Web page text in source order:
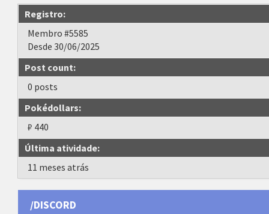
Registro:
Membro #5585
Desde 30/06/2025
Post count:
0 posts
Pokédollars:
₽ 440
Última atividade:
11 meses atrás
/DISCORD